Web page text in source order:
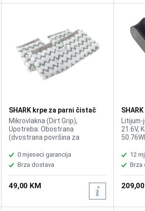
SHARK krpe za parni čistač
S6003EU
Mikrovlakna (Dirt Grip),
Upotreba: Obostrana
(dvostrana površina za
mašini za veš, Pakiranje: 2
komada, Kompatibilnost: Shark
modeli S6001, S6003, S6005,
Namjena: Za sve vrste
zapečaćenih tvrdih podova,
Originalni dodatak: Da (službeni
0 mjeseci garancija
Brza dostava
49,00 KM
Litijum-
21.6V,
PCB
12
Brza